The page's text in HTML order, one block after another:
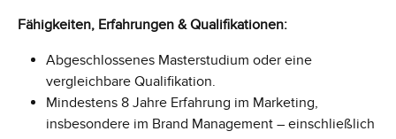
Fähigkeiten, Erfahrungen & Qualifikationen:
Abgeschlossenes Masterstudium oder eine
vergleichbare Qualifikation.
Mindestens 8 Jahre Erfahrung im Marketing,
insbesondere im Brand Management – einschließlich